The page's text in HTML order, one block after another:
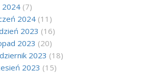
2024(7)
2024(11)
2023 (16)
2023 (20)
2023 (18)
2023 (15)